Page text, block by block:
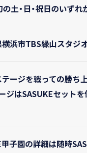
土・日・祝日のいずれ
浜市TBS緑山スタジ
ージを戦っての勝ち
ジはSASUKEセットを
子園の詳細は随時